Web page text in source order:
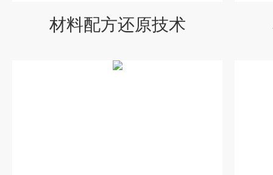
材料配方还原技术